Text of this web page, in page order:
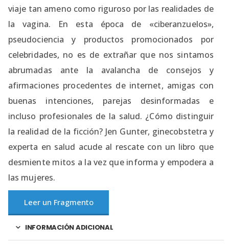
viaje tan ameno como riguroso por las realidades de
la vagina. En esta época de «ciberanzuelos»,
pseudociencia y productos promocionados por
celebridades, no es de extrañar que nos sintamos
abrumadas ante la avalancha de consejos y
afirmaciones procedentes de internet, amigas con
buenas intenciones, parejas desinformadas e
incluso profesionales de la salud. ¿Cómo distinguir
la realidad de la ficción? Jen Gunter, ginecobstetra y
experta en salud acude al rescate con un libro que
desmiente mitos a la vez que informa y empodera a
las mujeres.
Leer un Fragmento
INFORMACIÓN ADICIONAL